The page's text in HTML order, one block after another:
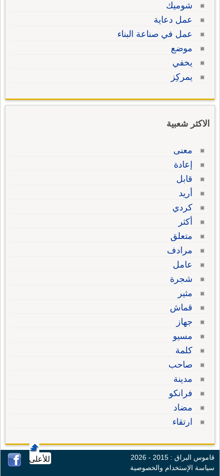
شوميك
عمل دعاية
عمل في صناعة البناء
موضع
يخفي
يمركِز
الاكثر شعبية
معنى
إعادة
قابل
أريد
كردي
أكثر
متعلق
مرادف
عامل
شجرة
مثير
قماش
جهاز
مسيو
كلمة
صاحب
مدينة
فرانكو
مضاد
ارتقاء
للأعلى
قاموس البراق : 2015 - 2026
سياسة الإستخدام والخصوصية